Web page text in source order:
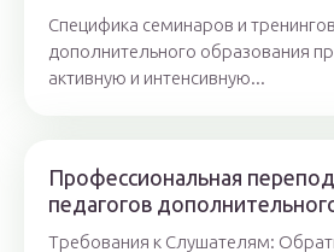
Специфика семинаров и
дополнительного образования
активную и интенсивную...
Профессиональная
педагогов
Требования к Слушателям: